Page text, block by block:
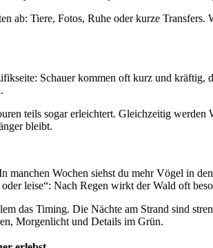
ab: Tiere, Fotos, Ruhe oder kurze
Schauer kommen oft kurz und
teils sogar erleichtert. Gleichzeitig
bleibt.
Wochen siehst du mehr Vögel in
leise“: Nach Regen wirkt der Wald oft
das Timing. Die Nächte am Strand sind
Morgenlicht und Details im Grün.